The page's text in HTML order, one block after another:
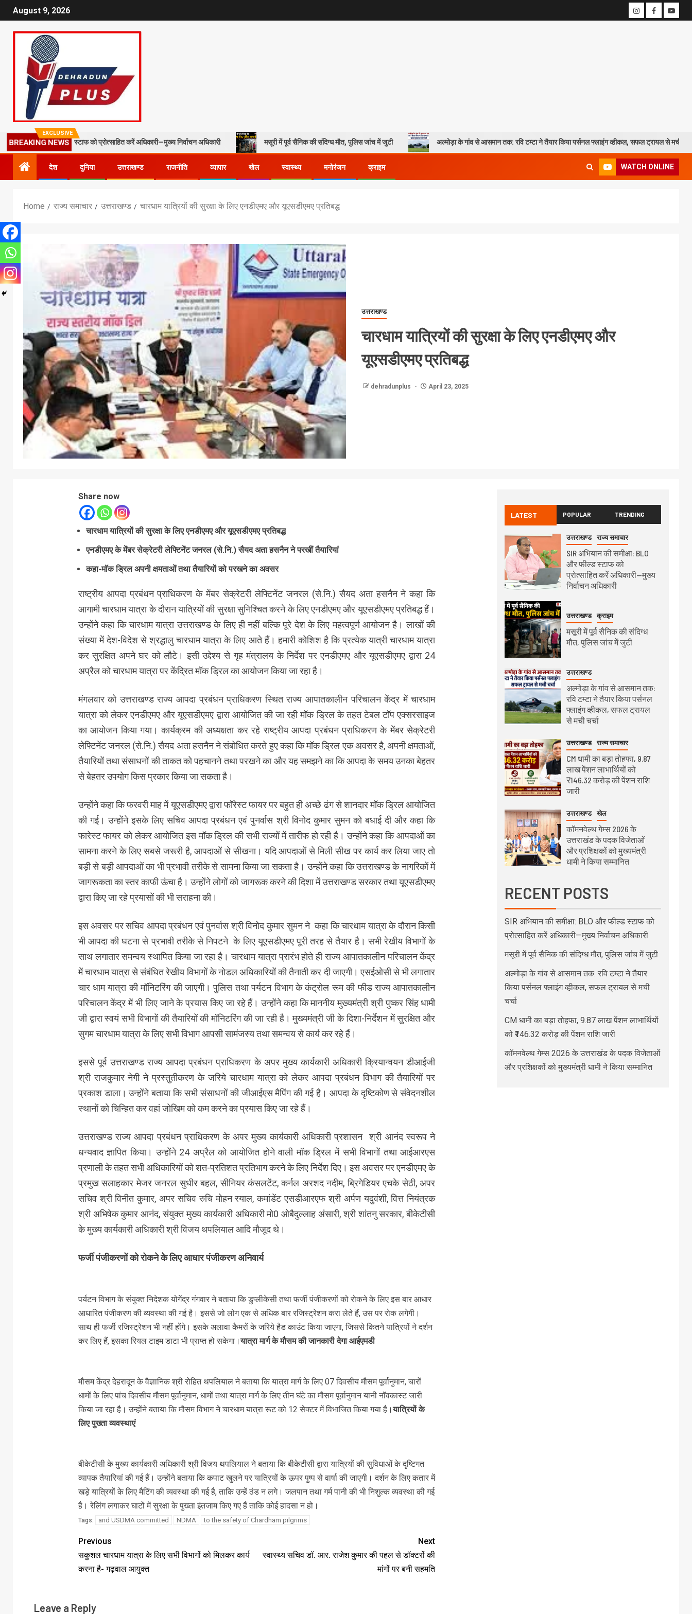
August 9, 2026
EXCLUSIVE
BREAKING NEWS
और फील्ड स्टाफ को प्रोत्साहित करें अधिकारी—मुख्य निर्वाचन अधिकारी मसूरी में पूर्व सैनिक की संदिग्ध मौत, पुलिस जांच में जुटी अल्मोड़ा के गांव से आसमान तक: रवि टम्टा ने तैयार किया पर्सनल फ्लाइंग व्हीकल, सफल ट्रायल से मची चर्चा
देश दुनिया उत्तराखण्ड राजनीति व्यापार खेल स्वास्थ्य मनोरंजन क्राइम WATCH ONLINE
Home राज्य समाचार उत्तराखण्ड चारधाम यात्रियों की सुरक्षा के लिए एनडीएमए और यूएसडीएमए प्रतिबद्ध
उत्तराखण्ड
चारधाम यात्रियों की सुरक्षा के लिए एनडीएमए और
यूएसडीएमए प्रतिबद्ध
dehradunplus April 23, 2025
Share now
चारधाम यात्रियों की सुरक्षा के लिए एनडीएमए और यूएसडीएमए प्रतिबद्ध
एनडीएमए के मेंबर सेक्रेटरी लेफ्टिनेंट जनरल (से.नि.) सैयद अता हसनैन ने परखीं तैयारियां
कहा-मॉक ड्रिल अपनी क्षमताओं तथा तैयारियों को परखने का अवसर
राष्ट्रीय आपदा प्रबंधन प्राधिकरण के मेंबर सेक्रेटरी लेफ्टिनेंट जनरल (से.नि.) सैयद अता हसनैन ने कहा कि
आगामी चारधाम यात्रा के दौरान यात्रियों की सुरक्षा सुनिश्चित करने के लिए एनडीएमए और यूएसडीएमए प्रतिबद्ध हैं।
उन्होंने कहा कि चारधाम यात्रा उत्तराखण्ड के लिए ही नहीं बल्कि पूरे देश के लिए महत्वपूर्ण आयोजन है। लाखों की
संख्या में देश-विदेश से श्रद्धालु चारधाम यात्रा के लिए आते हैं। हमारी कोशिश है कि प्रत्येक यात्री चारधाम यात्रा
कर सुरक्षित अपने घर को लौटे। इसी उद्देश्य से गृह मंत्रालय के निर्देश पर एनडीएमए और यूएसडीएमए द्वारा 24
अप्रैल को चारधाम यात्रा पर केंद्रित मॉक ड्रिल का आयोजन किया जा रहा है।
मंगलवार को उत्तराखण्ड राज्य आपदा प्रबंधन प्राधिकरण स्थित राज्य आपातकालीन परिचालन केंद्र में चारधाम
यात्रा को लेकर एनडीएमए और यूएसडीएमए द्वारा आयोजित की जा रही मॉक ड्रिल के तहत टेबल टॉप एक्सरसाइज
का आयोजन किया गया। कार्यक्रम की अध्यक्षता कर रहे राष्ट्रीय आपदा प्रबंधन प्राधिकरण के मेंबर सेक्रेटरी
लेफ्टिनेंट जनरल (से.नि.) सैयद अता हसनैन ने संबोधित करते हुए कहा कि मॉक ड्रिल एक अवसर है, अपनी क्षमताओं,
तैयारियों तथा संसाधनों की ताकत को पहचानने तथा परखने का और यह समझने का कि आपदा के समय उनका बेहतर
से बेहतर उपयोग किस प्रकार किया जा सकता है।
उन्होंने कहा कि फरवरी माह में यूएसडीएमए द्वारा फॉरेस्ट फायर पर बहुत ही अच्छे ढंग से शानदार मॉक ड्रिल आयोजित
की गई। उन्होंने इसके लिए सचिव आपदा प्रबंधन एवं पुनर्वास श्री विनोद कुमार सुमन को बधाई दी और कहा कि
फारेस्ट फायर को लेकर आयोजित इस मॉक ड्रिल की सभी राज्यों में तारीफ हो रही है। उन्होंने कहा कि आपदाओं का
सामना करने के लिए सबसे जरूरी है, आपदाओं से सीखना। यदि आपदाओं से मिली सीख पर कार्य कर लिया जाए तो
बड़ी से बड़ी आपदाओं का भी प्रभावी तरीके से सामना किया जा सकता है। उन्होंने कहा कि उत्तराखण्ड के नागरिकों में
जागरूकता का स्तर काफी ऊंचा है। उन्होंने लोगों को जागरूक करने की दिशा में उत्तराखण्ड सरकार तथा यूएसडीएमए
द्वारा किए जा रहे प्रयासों की भी सराहना की।
इस अवसर पर सचिव आपदा प्रबंधन एवं पुनर्वास श्री विनोद कुमार सुमन ने कहा कि चारधाम यात्रा के दौरान किसी
भी आपदा की घटना से प्रभावी तरीके से निपटने के लिए यूएसडीएमए पूरी तरह से तैयार है। सभी रेखीय विभागों के
साथ लगातार समन्वय स्थापित किया जा रहा है। चारधाम यात्रा प्रारंभ होते ही राज्य आपातकालीन परिचालन केंद्र
में चारधाम यात्रा से संबंधित रेखीय विभागों के नोडल अधिकारियों की तैनाती कर दी जाएगी। एसईओसी से भी लगातार
चार धाम यात्रा की मॉनिटरिंग की जाएगी। पुलिस तथा पर्यटन विभाग के कंट्रोल रूम की फीड राज्य आपातकालीन
परिचालन केंद्र में भी लिए जाने के प्रयास किए जा रहे हैं। उन्होंने कहा कि माननीय मुख्यमंत्री श्री पुष्कर सिंह धामी
जी द्वारा स्वयं सभी विभागों की तैयारियों की मॉनिटरिंग की जा रही है। मुख्यमंत्री जी के दिशा-निर्देशन में सुरक्षित और
सुगम चारधाम यात्रा के लिए सभी विभाग आपसी सामंजस्य तथा समन्वय से कार्य कर रहे हैं।
इससे पूर्व उत्तराखण्ड राज्य आपदा प्रबंधन प्राधिकरण के अपर मुख्य कार्यकारी अधिकारी क्रियान्वयन डीआईजी
श्री राजकुमार नेगी ने प्रस्तुतीकरण के जरिये चारधाम यात्रा को लेकर आपदा प्रबंधन विभाग की तैयारियों पर
प्रकाश डाला। उन्होंने बताया कि सभी संसाधनों की जीआईएस मैपिंग की गई है। आपदा के दृष्टिकोण से संवेदनशील
स्थानों को चिन्हित कर वहां जोखिम को कम करने का प्रयास किए जा रहे हैं।
उत्तराखण्ड राज्य आपदा प्रबंधन प्राधिकरण के अपर मुख्य कार्यकारी अधिकारी प्रशासन श्री आनंद स्वरूप ने
धन्यवाद ज्ञापित किया। उन्होंने 24 अप्रैल को आयोजित होने वाली मॉक ड्रिल में सभी विभागों तथा आईआरएस
प्रणाली के तहत सभी अधिकारियों को शत-प्रतिशत प्रतिभाग करने के लिए निर्देश दिए। इस अवसर पर एनडीएमए के
प्रमुख सलाहकार मेजर जनरल सुधीर बहल, सीनियर कंसलटेंट, कर्नल अरशद नदीम, ब्रिगेडियर एचके सेठी, अपर
सचिव श्री विनीत कुमार, अपर सचिव रुचि मोहन रयाल, कमांडेंट एसडीआरएफ श्री अर्पण यदुवंशी, वित्त नियंत्रक
श्री अभिषेक कुमार आनंद, संयुक्त मुख्य कार्यकारी अधिकारी मो0 ओबैदुल्लाह अंसारी, श्री शांतनु सरकार, बीकेटीसी
के मुख्य कार्यकारी अधिकारी श्री विजय थपलियाल आदि मौजूद थे।
फर्जी पंजीकरणों को रोकने के लिए आधार पंजीकरण अनिवार्य
पर्यटन विभाग के संयुक्त निदेशक योगेंद्र गंगवार ने बताया कि डुप्लीकेसी तथा फर्जी पंजीकरणों को रोकने के लिए इस बार आधार
आधारित पंजीकरण की व्यवस्था की गई है। इससे जो लोग एक से अधिक बार रजिस्ट्रेशन करा लेते हैं, उस पर रोक लगेगी।
साथ ही फर्जी रजिस्ट्रेशन भी नहीं होंगे। इसके अलावा कैमरों के जरिये हैड काउंट किया जाएगा, जिससे कितने यात्रियों ने दर्शन
कर लिए हैं, इसका रियल टाइम डाटा भी प्राप्त हो सकेगा।यात्रा मार्ग के मौसम की जानकारी देगा आईएमडी
मौसम केंद्र देहरादून के वैज्ञानिक श्री रोहित थपलियाल ने बताया कि यात्रा मार्ग के लिए 07 दिवसीय मौसम पूर्वानुमान, चारों
धामों के लिए पांच दिवसीय मौसम पूर्वानुमान, धामों तथा यात्रा मार्ग के लिए तीन घंटे का मौसम पूर्वानुमान यानी नॉवकास्ट जारी
किया जा रहा है। उन्होंने बताया कि मौसम विभाग ने चारधाम यात्रा रूट को 12 सेक्टर में विभाजित किया गया है।यात्रियों के
लिए पुख्ता व्यवस्थाएं
बीकेटीसी के मुख्य कार्यकारी अधिकारी श्री विजय थपलियाल ने बताया कि बीकेटीसी द्वारा यात्रियों की सुविधाओं के दृष्टिगत
व्यापक तैयारियां की गई हैं। उन्होंने बताया कि कपाट खुलने पर यात्रियों के ऊपर पुष्प से वार्षा की जाएगी। दर्शन के लिए कतार में
खड़े यात्रियों के लिए मैटिंग की व्यवस्था की गई है, ताकि उन्हें ठंड न लगे। जलपान तथा गर्म पानी की भी निशुल्क व्यवस्था की गई
है। रेलिंग लगाकर घाटों में सुरक्षा के पुख्ता इंतजाम किए गए हैं ताकि कोई हादसा न हो।
Tags: and USDMA committed NDMA to the safety of Chardham pilgrims
Previous
सकुशल चारधाम यात्रा के लिए सभी विभागों को मिलकर कार्य
करना है- गढ़वाल आयुक्त
Next
स्वास्थ्य सचिव डॉ. आर. राजेश कुमार की पहल से डॉक्टरों की
मांगों पर बनी सहमति
Leave a Reply
LATEST POPULAR TRENDING
उत्तराखण्ड राज्य समाचार
SIR अभियान की समीक्षा: BLO
और फील्ड स्टाफ को
प्रोत्साहित करें अधिकारी—मुख्य
निर्वाचन अधिकारी
उत्तराखण्ड क्राइम
मसूरी में पूर्व सैनिक की संदिग्ध
मौत, पुलिस जांच में जुटी
उत्तराखण्ड
अल्मोड़ा के गांव से आसमान तक:
रवि टम्टा ने तैयार किया पर्सनल
फ्लाइंग व्हीकल, सफल ट्रायल
से मची चर्चा
उत्तराखण्ड राज्य समाचार
CM धामी का बड़ा तोहफा, 9.87
लाख पेंशन लाभार्थियों को
₹146.32 करोड़ की पेंशन राशि
जारी
उत्तराखण्ड खेल
कॉमनवेल्थ गेम्स 2026 के
उत्तराखंड के पदक विजेताओं
और प्रशिक्षकों को मुख्यमंत्री
धामी ने किया सम्मानित
RECENT POSTS
SIR अभियान की समीक्षा: BLO और फील्ड स्टाफ को
प्रोत्साहित करें अधिकारी—मुख्य निर्वाचन अधिकारी
मसूरी में पूर्व सैनिक की संदिग्ध मौत, पुलिस जांच में जुटी
अल्मोड़ा के गांव से आसमान तक: रवि टम्टा ने तैयार
किया पर्सनल फ्लाइंग व्हीकल, सफल ट्रायल से मची
चर्चा
CM धामी का बड़ा तोहफा, 9.87 लाख पेंशन लाभार्थियों
को ₹146.32 करोड़ की पेंशन राशि जारी
कॉमनवेल्थ गेम्स 2026 के उत्तराखंड के पदक विजेताओं
और प्रशिक्षकों को मुख्यमंत्री धामी ने किया सम्मानित